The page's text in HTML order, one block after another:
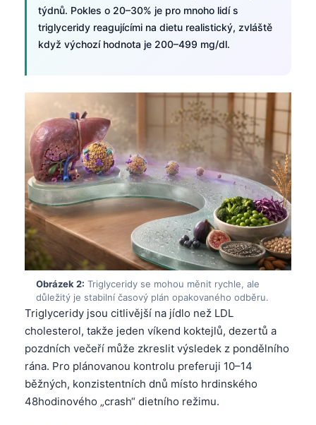
týdnů. Pokles o 20–30% je pro mnoho lidí s
triglyceridy reagujícími na dietu realistický, zvláště
když výchozí hodnota je 200–499 mg/dl.
Obrázek 2: Triglyceridy se mohou měnit rychle, ale
důležitý je stabilní časový plán opakovaného odběru.
Triglyceridy jsou citlivější na jídlo než LDL
cholesterol, takže jeden víkend koktejlů, dezertů a
pozdních večeří může zkreslit výsledek z pondělního
rána. Pro plánovanou kontrolu preferuji 10–14
běžných, konzistentních dnů místo hrdinského
48hodinového „crash“ dietního režimu.